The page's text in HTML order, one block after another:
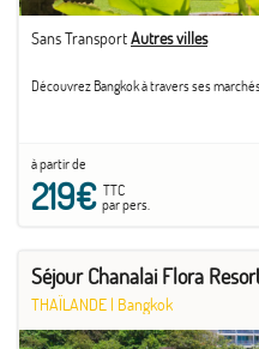
Sans TransportAutres villes
Découvrez Bangkok à travers ses
à partir de
219€TTC
par pers.
Séjour Chanalai Flora
THAÏLANDE | Bangkok